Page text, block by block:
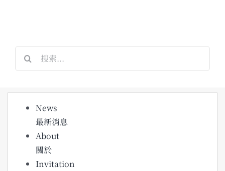
果：
News
最新消息
About
關於
Invitation